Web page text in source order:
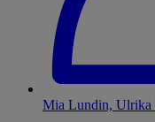
Mia Lundin, Ulrika